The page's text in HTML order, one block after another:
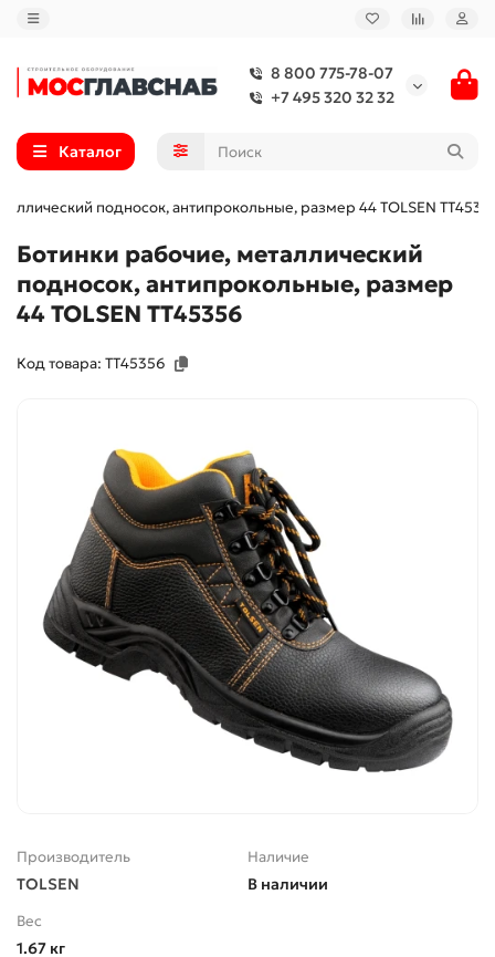
8 800 775-78-07
+7 495 320 32 32
Каталог
подносок, антипрокольные, размер 44 TOLSEN
Ботинки рабочие, металлический
подносок, антипрокольные, размер
44 TOLSEN TT45356
Код товара: TT45356
Производитель
TOLSEN
Наличие
В наличии
Вес
1.67 кг